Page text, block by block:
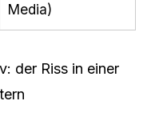
Media)
der Riss in einer